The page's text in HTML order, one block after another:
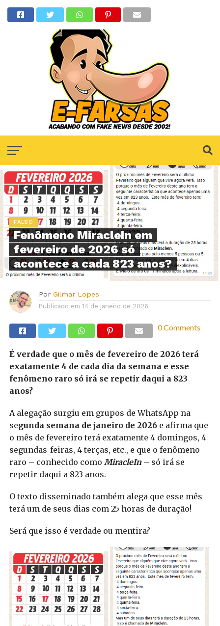
FALSO
Fenômeno MiracleIn em
fevereiro de 2026 só
acontece a cada 823 anos?
Por Gilmar Lopes
Publicado em 14 de janeiro de 2026
0 Comments
É verdade que o mês de fevereiro de 2026 terá
exatamente 4 de cada dia da semana e esse
fenômeno raro só irá se repetir daqui a 823
anos?
A alegação surgiu em grupos de WhatsApp na
segunda semana de janeiro de 2026e afirma que
o mês de fevereiro terá exatamente 4 domingos, 4
segundas-feiras, 4 terças, etc., e que o fenômeno
raro – conhecido como MiracleIn – só irá se
repetir daqui a 823 anos.
O texto disseminado também alega que esse mês
terá um de seus dias com 25 horas de duração!
Será que isso é verdade ou mentira?